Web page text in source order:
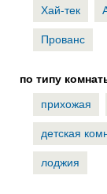
Хай-тек
Прованс
по типу
прихожая
детская
лоджия